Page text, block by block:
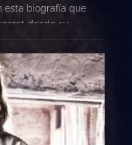
esta biografía que
desde su